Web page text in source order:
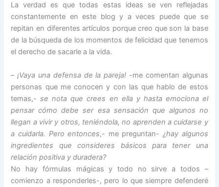
La verdad es que todas estas ideas se ven reflejadas
constantemente en este blog y a veces puede que se
repitan en diferentes artículos porque creo que son la base
de la búsqueda de los momentos de felicidad que tenemos
el derecho de sacarle a la vida.
–¡Vaya una defensa de la pareja! -me comentan algunas
personas que me conocen y con las que hablo de estos
temas,-se nota que crees en ella y hasta emociona el
pensar cómo debe ser esa sensación que algunos no
llegan a vivir y otros, teniéndola, no aprenden a cuidarse y
a cuidarla. Pero entonces,- me preguntan- ¿hay algunos
ingredientes que consideres básicos para tener una
relación positiva y duradera?
No hay fórmulas mágicas y todo no sirve a todos –
comienzo a responderles-, pero lo que siempre defenderé